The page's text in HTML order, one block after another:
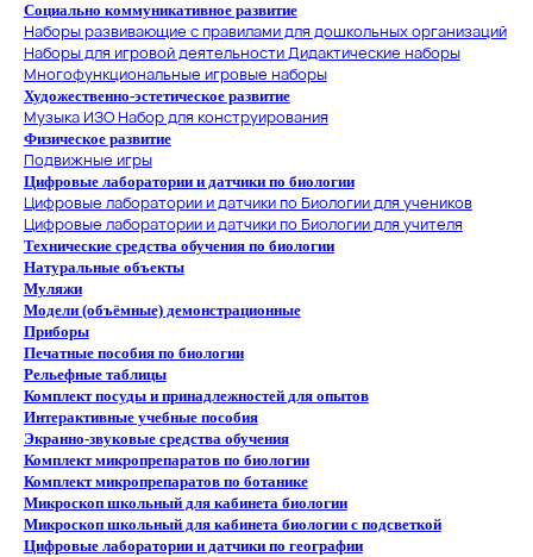
Социально коммуникативное развитие
Наборы развивающие с правилами для дошкольных организаций
Наборы для игровой деятельностиДидактические наборы
Многофункциональные игровые наборы
Художественно-эстетическое развитие
Музыка ИЗОНабор для конструирования
Физическое развитие
Подвижные игры
Цифровые лаборатории и датчики по биологии
Цифровые лаборатории и датчики по Биологии для учеников
Цифровые лаборатории и датчики по Биологии для учителя
Технические средства обучения по биологии
Натуральные объекты
Муляжи
Модели (объёмные) демонстрационные
Приборы
Печатные пособия по биологии
Рельефные таблицы
Комплект посуды и принадлежностей для опытов
Интерактивные учебные пособия
Экранно-звуковые средства обучения
Комплект микропрепаратов по биологии
Комплект микропрепаратов по ботанике
Микроскоп школьный для кабинета биологии
Микроскоп школьный для кабинета биологии с подсветкой
Цифровые лаборатории и датчики по географии